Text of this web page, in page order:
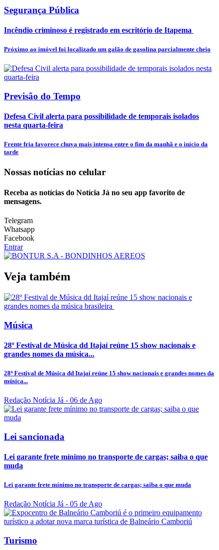
Segurança Pública
Incêndio criminoso é registrado em escritório de Itapema
Próximo ao imóvel foi localizado um galão de gasolina parcialmente cheio
Previsão do Tempo
Defesa Civil alerta para possibilidade de temporais isolados
nesta quarta-feira
Frente fria favorece chuva mais intensa entre o fim da manhã e o início da
tarde
Nossas notícias no celular
Receba as notícias do Notícia Já no seu app favorito de
mensagens.
Telegram
Whatsapp
Facebook
Entrar
Veja também
Música
28º Festival de Música dd Itajaí reúne 15 show nacionais e
grandes nomes da música...
28º Festival de Música dd Itajaí reúne 15 show nacionais e grandes nomes da
música...
Redação Notícia Já - 06 de Ago
Lei sancionada
Lei garante frete mínimo no transporte de cargas; saiba o que
muda
Lei garante frete mínimo no transporte de cargas; saiba o que muda
Redação Notícia Já - 05 de Ago
Turismo